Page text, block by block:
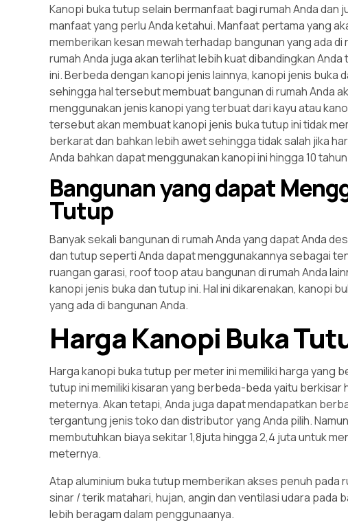
Kanopi buka tutup selain bermanfaat bagi rumah Anda dan
manfaat yang perlu Anda ketahui. Manfaat pertama yang
memberikan kesan mewah terhadap bangunan yang ada di
rumah Anda juga akan terlihat lebih kuat dibandingkan
ini. Berbeda dengan kanopi jenis lainnya, kanopi jenis buka
sehingga hal tersebut membuat bangunan di rumah Anda
menggunakan jenis kanopi yang terbuat dari kayu atau
tersebut akan membuat kanopi jenis buka tutup ini tidak
berkarat dan bahkan lebih awet sehingga tidak salah jika
Anda bahkan dapat menggunakan kanopi ini hingga 10
Bangunan yang dapat
Tutup
Banyak sekali bangunan di rumah Anda yang dapat Anda
dan tutup seperti Anda dapat menggunakannya sebagai
ruangan garasi, roof toop atau bangunan di rumah Anda
kanopi jenis buka dan tutup ini. Hal ini dikarenakan, kanopi
yang ada di bangunan Anda.
Harga Kanopi Buka
Harga kanopi buka tutup per meter ini memiliki harga yang
tutup ini memiliki kisaran yang berbeda-beda yaitu berkisar
meternya. Akan tetapi, Anda juga dapat mendapatkan
tergantung jenis toko dan distributor yang Anda pilih.
membutuhkan biaya sekitar 1,8juta hingga 2,4 juta untuk
meternya.
Atap aluminium buka tutup memberikan akses penuh pada
sinar / terik matahari, hujan, angin dan ventilasi udara pada
lebih beragam dalam penggunaanya.